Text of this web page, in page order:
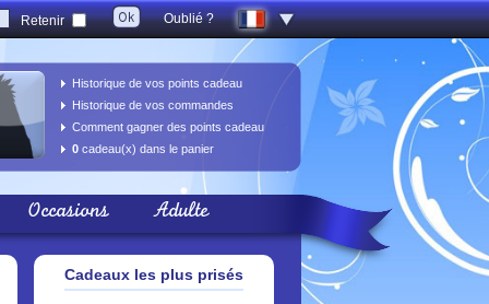
Retenir Oublié ?
Historique de vos points cadeau
Historique de vos commandes
Comment gagner des points cadeau
0 cadeau(x) dans le panier
Occasions Adulte
Cadeaux les plus prisés